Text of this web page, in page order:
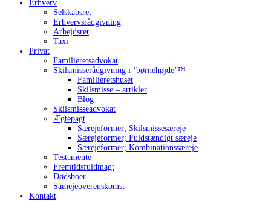
Erhverv
Selskabsret
Erhvervsrådgivning
Arbejdsret
Taxi
Privat
Familieretsadvokat
Skilsmisserådgivning i ‘børnehøjde’™
Familieretshuset
Skilsmisse – artikler
Blog
Skilsmisseadvokat
Ægtepagt
Særejeformer; Skilsmissesæreje
Særejeformer; Fuldstændigt særeje
Særejeformer; Kombinationssæreje
Testamente
Fremtidsfuldmagt
Dødsboer
Samejeoverenskomst
Kontakt